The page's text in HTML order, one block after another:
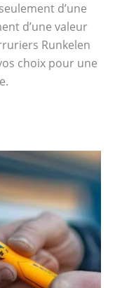
d’une
d’une valeur
Runkelen
choix pour une